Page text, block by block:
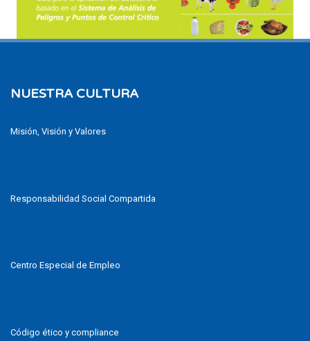
NUESTRA CULTURA
Misión, Visión y Valores
Responsabilidad Social Compartida
Centro Especial de Empleo
Código ético y compliance